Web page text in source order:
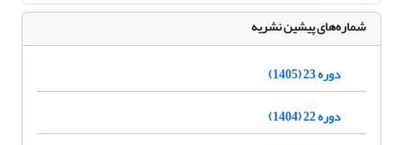
شماره‌های پیشین نشریه
دوره 23 (1405)
دوره 22 (1404)